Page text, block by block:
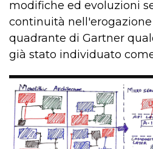
modifiche ed evoluzioni
continuità nell'erogazione
quadrante di Gartner
già stato individuato